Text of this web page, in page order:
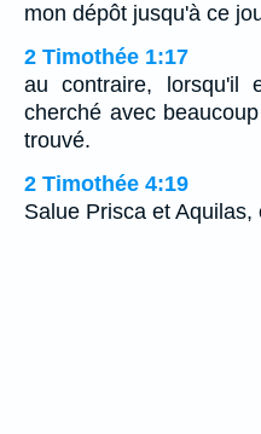
mon dépôt jusqu'à ce
2 Timothée 1:17
au contraire,
cherché avec
trouvé.
2 Timothée 4:19
Salue Prisca et